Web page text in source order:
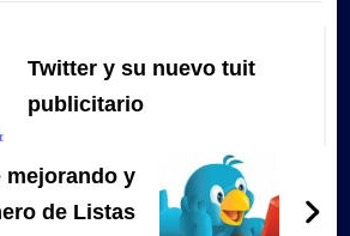
Twitter y su nuevo tuit
publicitario
mejorando y
de Listas